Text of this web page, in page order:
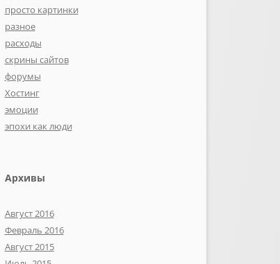
просто картинки
разное
расходы
скрины сайтов
форумы
Хостинг
эмоции
эпохи как люди
Архивы
Август 2016
Февраль 2016
Август 2015